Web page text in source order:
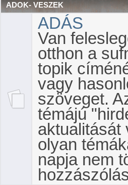
ADOK- VESZEK
ADÁS
Van
otthon a
topik
vagy
szöveget.
témájú
aktualitását
olyan
napja nem